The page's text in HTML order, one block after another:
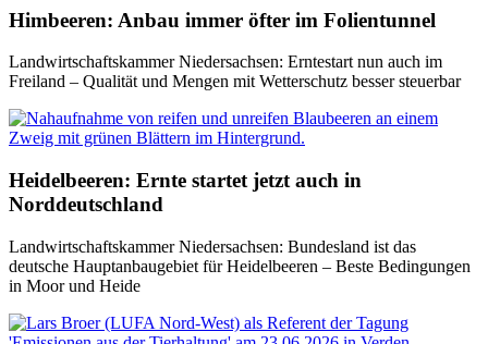
Himbeeren: Anbau immer öfter im Folientunnel
Landwirtschaftskammer Niedersachsen: Erntestart nun auch im
Freiland – Qualität und Mengen mit Wetterschutz besser steuerbar
Heidelbeeren: Ernte startet jetzt auch in
Norddeutschland
Landwirtschaftskammer Niedersachsen: Bundesland ist das
deutsche Hauptanbaugebiet für Heidelbeeren – Beste Bedingungen
in Moor und Heide